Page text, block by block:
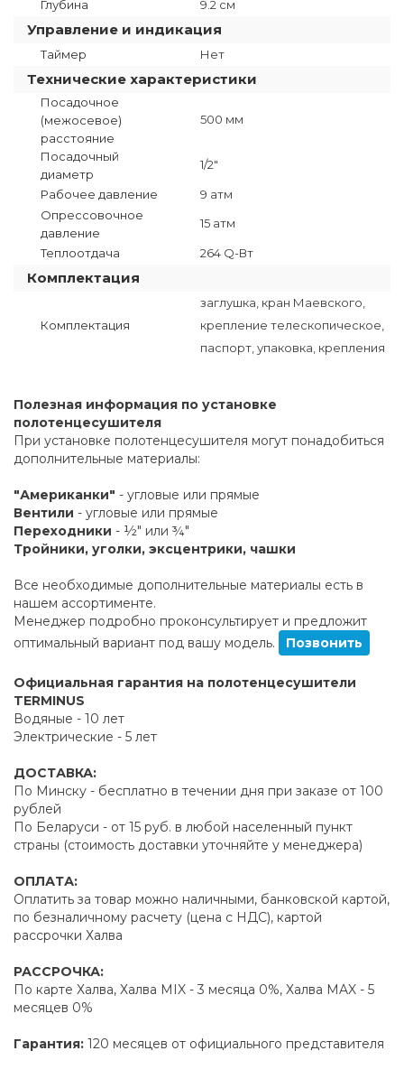
Глубина 9.2 см
Управление и индикация
Таймер Нет
Технические характеристики
Посадочное
(межосевое)
расстояние
500 мм
Посадочный
диаметр
1/2"
Рабочее давление
9 атм
Опрессовочное
давление
15 атм
Теплоотдача 264 Q-Вт
Комплектация
Комплектация
заглушка, кран Маевского,
крепление телескопическое,
паспорт, упаковка, крепления
Полезная информация по установке
полотенцесушителя
При установке полотенцесушителя могут понадобиться
дополнительные материалы:
"Американки" - угловые или прямые
Вентили - угловые или прямые
Переходники - ½" или ¾"
Тройники, уголки, эксцентрики, чашки
Все необходимые дополнительные материалы есть в
нашем ассортименте.
Менеджер подробно проконсультирует и предложит
оптимальный вариант под вашу модель.
Позвонить
Официальная гарантия на полотенцесушители
TERMINUS
Водяные - 10 лет
Электрические - 5 лет
ДОСТАВКА:
По Минску - бесплатно в течении дня при заказе от 100
рублей
По Беларуси - от 15 руб. в любой населенный пункт
страны (стоимость доставки уточняйте у менеджера)
ОПЛАТА:
Оплатить за товар можно наличными, банковской картой,
по безналичному расчету (цена с НДС), картой
рассрочки Халва
РАССРОЧКА:
По карте Халва, Халва MIX - 3 месяца 0%, Халва MAX - 5
месяцев 0%
Гарантия: 120 месяцев от официального представителя